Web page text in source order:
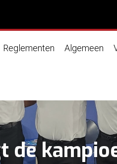
Reglementen Algemeen
de